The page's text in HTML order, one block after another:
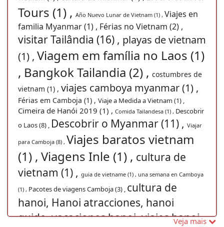
Tours (1) , Año Nuevo Lunar de Vietnam (1) , Viajes en
familia Myanmar (1) , Férias no Vietnam (2) ,
visitar Tailândia (16) , playas de vietnam
(1) , Viagem em família no Laos (1)
, Bangkok Tailandia (2) , costumbres de
vietnam (1) , viajes camboya myanmar (1) ,
Férias em Camboja (1) , Viaje a Medida a Vietnam (1) ,
Cimeira de Hanói 2019 (1) , Comida Tailandesa (1) , Descobrir
o Laos (8) , Descobrir o Myanmar (11) , Viajar
para Camboja (8) , Viajes baratos vietnam
(1) , Viagens Inle (1) , cultura de
vietnam (1) , guia de vietname (1) , una semana en Camboya
(1) , Pacotes de viagens Camboja (3) , cultura de
hanoi, Hanoi atracciones, hanoi
guide, vacaciones hanoi, viajes hanoi,
Veja mais